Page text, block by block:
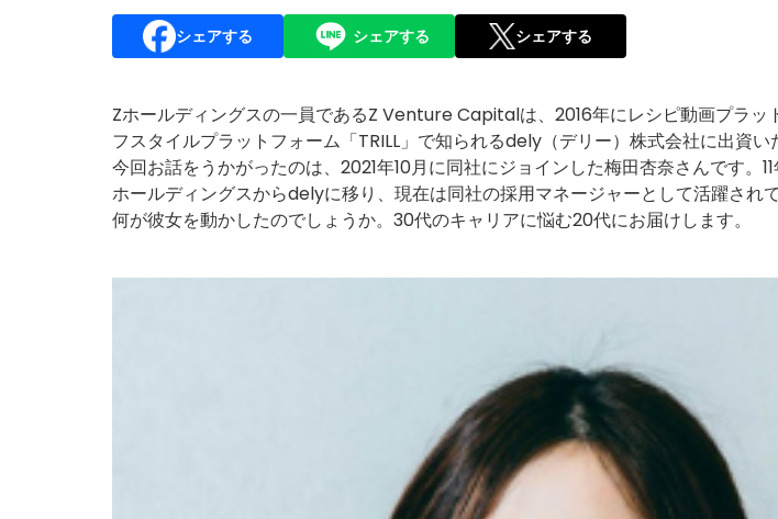
シェアする シェアする シェアする
Zホールディングスの一員であるZ Venture Capitalは、2016年にレシピ動画プラッ
フスタイルプラットフォーム「TRILL」で知られるdely（デリー）株式会社に出資い
今回お話をうかがったのは、2021年10月に同社にジョインした梅田杏奈さんです。
ホールディングスからdelyに移り、現在は同社の採用マネージャーとして活躍されて
何が彼女を動かしたのでしょうか。30代のキャリアに悩む20代にお届けします。